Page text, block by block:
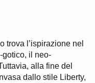
trova l’ispirazione nel
gotico, il neo-
alla fine del
dallo stile Liberty,